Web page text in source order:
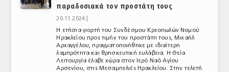
ΕΜΠΟΡΙΚΟΣ ΚΑΤΑΛΟΓΟΣ
ΠΑΡΑΓΩΓΗ & ΕΜΠΟΡΙΑ
παραδοσιακά τον προστάτη τους
20.11.2024 |
Η ετήσια γιορτή του Συνδέσμου Κρεοπωλών Νομού
Ηρακλείου προς τιμήν του προστάτη τους, Μιχαήλ
Αρχαγγέλου, πραγματοποιήθηκε με ιδιαίτερη
λαμπρότητα και θρησκευτική ευλάβεια. Η Θεία
Λειτουργία έλαβε χώρα στον Ιερό Ναό Αγίου
Αρσενίου, στις Μεσαμπελιές Ηρακλείου. Στην τελετή